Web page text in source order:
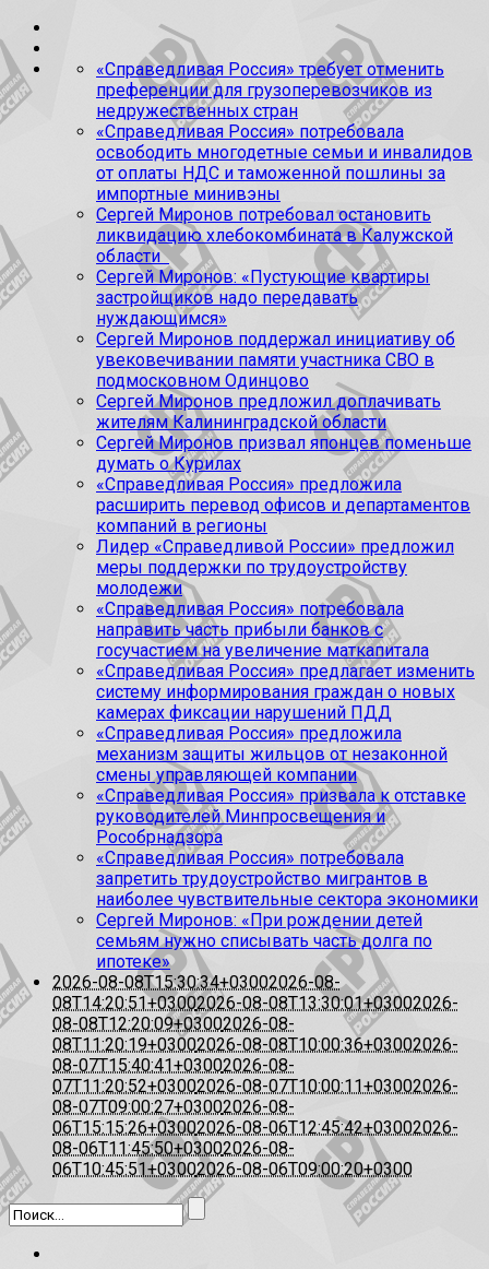
«Справедливая Россия» требует отменить
преференции для грузоперевозчиков из
недружественных стран
«Справедливая Россия» потребовала
освободить многодетные семьи и инвалидов
от оплаты НДС и таможенной пошлины за
импортные минивэны
Сергей Миронов потребовал остановить
ликвидацию хлебокомбината в Калужской
области
Сергей Миронов: «Пустующие квартиры
застройщиков надо передавать
нуждающимся»
Сергей Миронов поддержал инициативу об
увековечивании памяти участника СВО в
подмосковном Одинцово
Сергей Миронов предложил доплачивать
жителям Калининградской области
Сергей Миронов призвал японцев поменьше
думать о Курилах
«Справедливая Россия» предложила
расширить перевод офисов и департаментов
компаний в регионы
Лидер «Справедливой России» предложил
меры поддержки по трудоустройству
молодежи
«Справедливая Россия» потребовала
направить часть прибыли банков с
госучастием на увеличение маткапитала
«Справедливая Россия» предлагает изменить
систему информирования граждан о новых
камерах фиксации нарушений ПДД
«Справедливая Россия» предложила
механизм защиты жильцов от незаконной
смены управляющей компании
«Справедливая Россия» призвала к отставке
руководителей Минпросвещения и
Рособрнадзора
«Справедливая Россия» потребовала
запретить трудоустройство мигрантов в
наиболее чувствительные сектора экономики
Сергей Миронов: «При рождении детей
семьям нужно списывать часть долга по
ипотеке»
2026-08-08T15:30:34+03002026-08-
08T14:20:51+03002026-08-08T13:30:01+03002026-
08-08T12:20:09+03002026-08-
08T11:20:19+03002026-08-08T10:00:36+03002026-
08-07T15:40:41+03002026-08-
07T11:20:52+03002026-08-07T10:00:11+03002026-
08-07T09:00:27+03002026-08-
06T15:15:26+03002026-08-06T12:45:42+03002026-
08-06T11:45:50+03002026-08-
06T10:45:51+03002026-08-06T09:00:20+0300